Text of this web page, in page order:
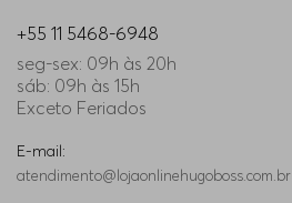
+55 11 5468-6948
seg-sex: 09h às 20h
sáb: 09h às 15h
Exceto Feriados
E-mail:
atendimento@lojaonlinehugoboss.com.br